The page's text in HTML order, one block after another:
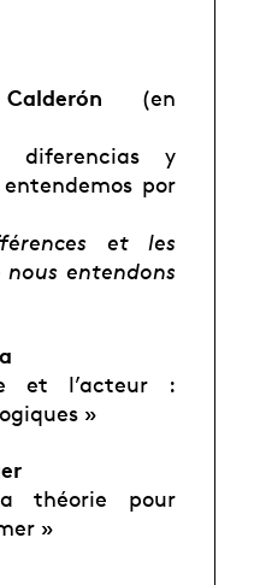
(en
diferencias y
por
et les
entendons
et l’acteur :
»
théorie pour
»